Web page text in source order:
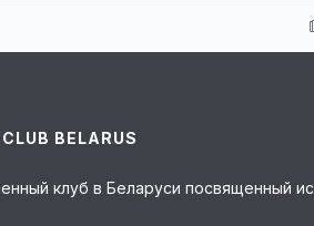
BELARUS
клуб в Беларуси посвященный